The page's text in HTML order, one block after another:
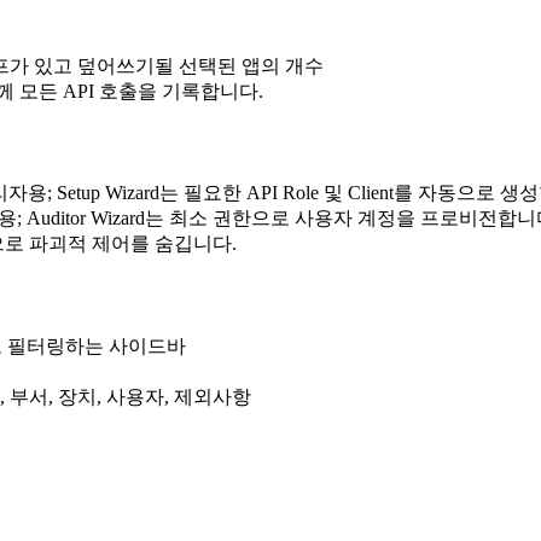
가 있고 덮어쓰기될 선택된 앱의 개수
모든 API 호출을 기록합니다.
용; Setup Wizard는 필요한 API Role 및 Client를 자동으로 생
Auditor Wizard는 최소 권한으로 사용자 계정을 프로비전합니
파괴적 제어를 숨깁니다.
필터링하는 사이드바
서, 장치, 사용자, 제외사항